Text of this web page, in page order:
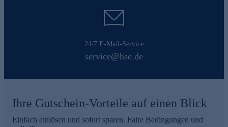
24/7 E-Mail-Service
service@hse.de
Ihre Gutschein-Vorteile auf einen Blick
Einfach einlösen und sofort sparen. Faire Bedingungen und